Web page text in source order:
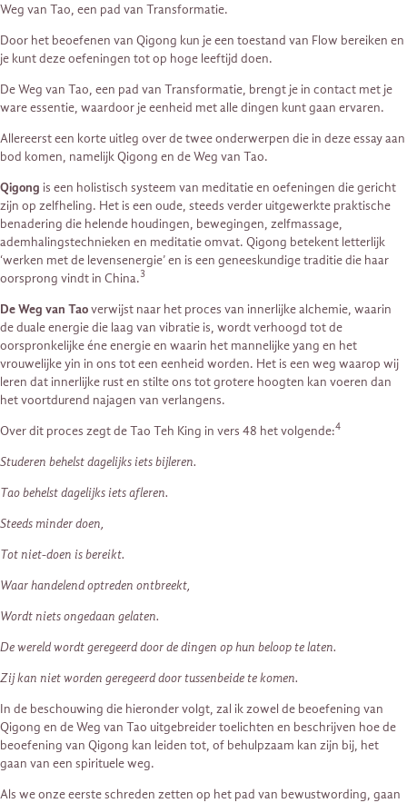
Weg van Tao, een pad van Transformatie.
Door het beoefenen van Qigong kun je een toestand van Flow bereiken en
je kunt deze oefeningen tot op hoge leeftijd doen.
De Weg van Tao, een pad van Transformatie, brengt je in contact met je
ware essentie, waardoor je eenheid met alle dingen kunt gaan ervaren.
Allereerst een korte uitleg over de twee onderwerpen die in deze essay aan
bod komen, namelijk Qigong en de Weg van Tao.
Qigong is een holistisch systeem van meditatie en oefeningen die gericht
zijn op zelfheling. Het is een oude, steeds verder uitgewerkte praktische
benadering die helende houdingen, bewegingen, zelfmassage,
ademhalingstechnieken en meditatie omvat. Qigong betekent letterlijk
‘werken met de levensenergie’ en is een geneeskundige traditie die haar
oorsprong vindt in China.3
De Weg van Taoverwijst naar het proces van innerlijke alchemie, waarin
de duale energie die laag van vibratie is, wordt verhoogd tot de
oorspronkelijke éne energie en waarin het mannelijke yang en het
vrouwelijke yin in ons tot een eenheid worden. Het is een weg waarop wij
leren dat innerlijke rust en stilte ons tot grotere hoogten kan voeren dan
het voortdurend najagen van verlangens.
Over dit proces zegt de Tao Teh King in vers 48 het volgende:4
Studeren behelst dagelijks iets bijleren.
Tao behelst dagelijks iets afleren.
Steeds minder doen,
Tot niet-doen is bereikt.
Waar handelend optreden ontbreekt,
Wordt niets ongedaan gelaten.
De wereld wordt geregeerd door de dingen op hun beloop te laten.
Zij kan niet worden geregeerd door tussenbeide te komen.
In de beschouwing die hieronder volgt, zal ik zowel de beoefening van
Qigong en de Weg van Tao uitgebreider toelichten en beschrijven hoe de
beoefening van Qigong kan leiden tot, of behulpzaam kan zijn bij, het
gaan van een spirituele weg.
Als we onze eerste schreden zetten op het pad van bewustwording, gaan